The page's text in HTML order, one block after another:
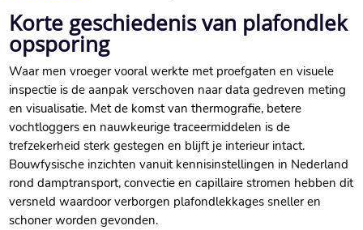
Korte geschiedenis van plafondlek
opsporing
Waar men vroeger vooral werkte met proefgaten en visuele
inspectie is de aanpak verschoven naar data gedreven meting
en visualisatie.​ Met de komst van thermografie, betere
vochtloggers en nauwkeurige traceermiddelen is de
trefzekerheid sterk gestegen en blijft je interieur intact.​
Bouwfysische inzichten vanuit kennisinstellingen in Nederland
rond damptransport, convectie en capillaire stromen hebben dit
versneld waardoor verborgen plafondlekkages sneller en
schoner worden gevonden.​